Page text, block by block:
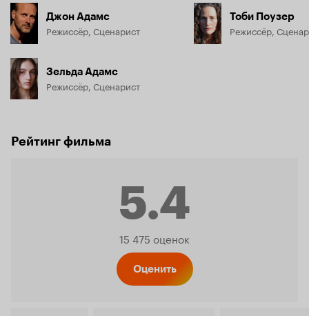
Джон Адамс
Режиссёр, Сценарист
Зельда Адамс
Режиссёр, Сценарист
Тоби Поузер
Режиссёр,
Рейтинг фильма
5.4
Рейтинг
15 475 оценок
Оценить